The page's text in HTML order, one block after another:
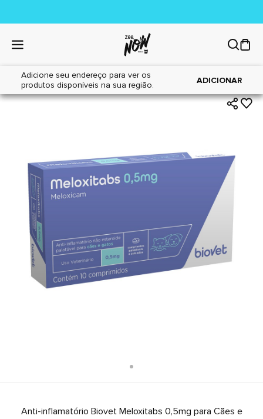
Adicione seu endereço para ver os
produtos disponíveis na sua região.
ADICIONAR
Home|Cães|Farmácia
Anti-inflamatório Biovet Meloxitabs 0,5mg para Cães e